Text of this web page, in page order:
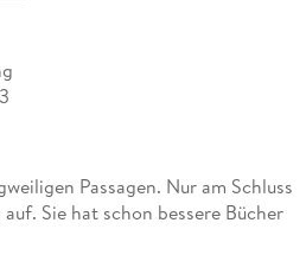
Passagen. Nur am Schluss
Sie hat schon bessere Bücher